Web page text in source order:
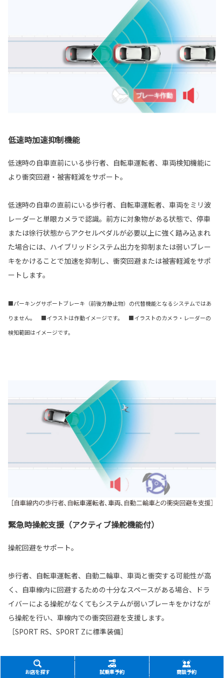
低速時加速抑制機能
低速時の自車直前にいる歩行者、自転車運転者、車両検知機能に
より衝突回避・被害軽減をサポート。
低速時の自車の直前にいる歩行者、自転車運転者、車両をミリ波
レーダーと単眼カメラで認識。前方に対象物がある状態で、停車
または徐行状態からアクセルペダルが必要以上に強く踏み込まれ
た場合には、ハイブリッドシステム出力を抑制または弱いブレー
キをかけることで加速を抑制し、衝突回避または被害軽減をサポ
ートします。
■パーキングサポートブレーキ（前後方静止物）の代替機能となるシステムではあ
りません。 ■イラストは作動イメージです。 ■イラストのカメラ・レーダーの
検知範囲はイメージです。
緊急時操舵支援（アクティブ操舵機能付）
操舵回避をサポート。
歩行者、自転車運転者、自動二輪車、車両と衝突する可能性が高
く、自車線内に回避するための十分なスペースがある場合、ドラ
イバーによる操舵がなくてもシステムが弱いブレーキをかけなが
ら操舵を行い、車線内での衝突回避を支援します。
［SPORT RS、SPORT Zに標準装備］
■回避するための十分なスペースがない、また、回避先に物があるとシステムが判断
した場合には作動しません。 ■横断歩行者など一定以上の速度を持った対象には
お店を探す 試乗車予約 商談予約